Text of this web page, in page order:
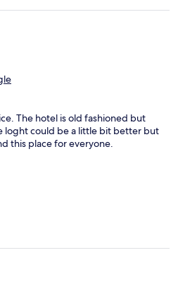
The hotel is old fashioned but
loght could be a little bit better but
this place for everyone.